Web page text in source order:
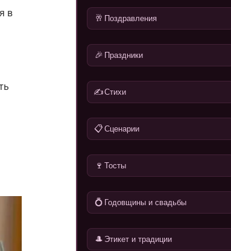
в
🥂 Поздравления
🎉 Праздники
✍️Стихи
📋 Сценарии
🍷 Тосты
💍 Годовщины и свадьбы
🎩 Этикет и традиции